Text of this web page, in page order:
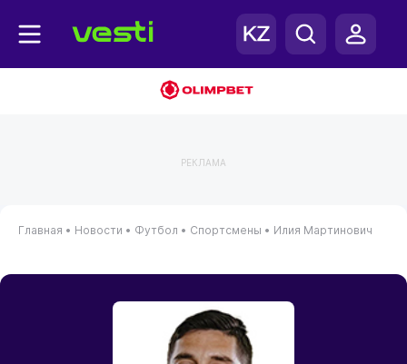
РЕКЛАМА
Главная • Новости • Футбол • Спортсмены • Илия Мартинович